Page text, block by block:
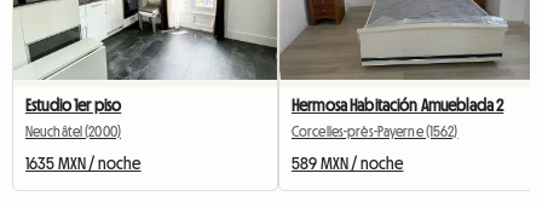
Estudio 1er piso
Neuchâtel (2000)
1635 MXN / noche
Hermosa Habitación Amueblada 2
Corcelles-près-Payerne (1562)
589 MXN / noche